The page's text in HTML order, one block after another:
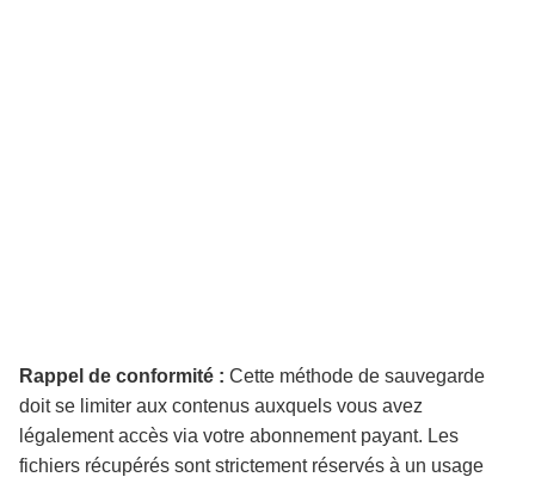
Rappel de conformité : Cette méthode de sauvegarde
doit se limiter aux contenus auxquels vous avez
légalement accès via votre abonnement payant. Les
fichiers récupérés sont strictement réservés à un usage